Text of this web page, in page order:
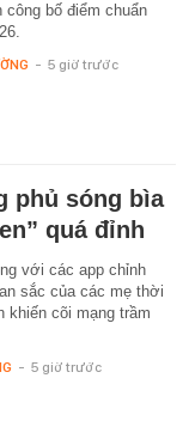
công bố điểm chuẩn
- 5 giờ trước
phủ sóng bìa
quá đỉnh
với các app chỉnh
sắc của các mẹ thời
khiến cõi mạng trầm
- 5 giờ trước